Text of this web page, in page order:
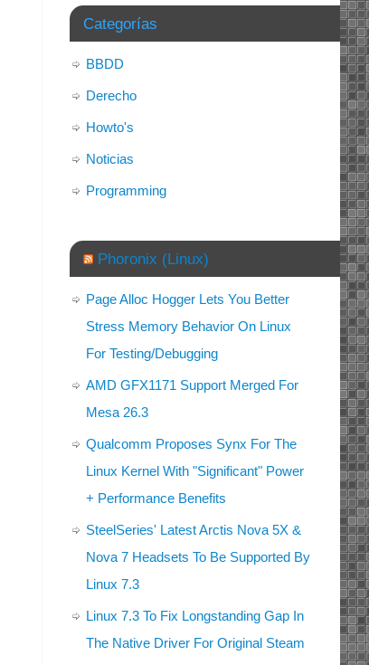
Categorías
BBDD
Derecho
Howto's
Noticias
Programming
Phoronix (Linux)
Page Alloc Hogger Lets You Better
Stress Memory Behavior On Linux
For Testing/Debugging
AMD GFX1171 Support Merged For
Mesa 26.3
Qualcomm Proposes Synx For The
Linux Kernel With "Significant" Power
+ Performance Benefits
SteelSeries' Latest Arctis Nova 5X &
Nova 7 Headsets To Be Supported By
Linux 7.3
Linux 7.3 To Fix Longstanding Gap In
The Native Driver For Original Steam